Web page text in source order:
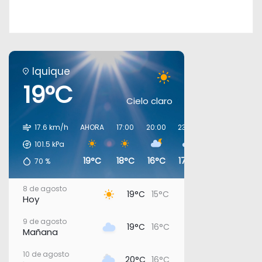
Iquique
19°C Cielo claro
17.6 km/h
101.5 kPa
70 %
AHORA
19°C
17:00
18°C
20:00
16°C
23:00
17°C
8 de agosto
Hoy 19°C 15°C
9 de agosto
Mañana 19°C 16°C
10 de agosto